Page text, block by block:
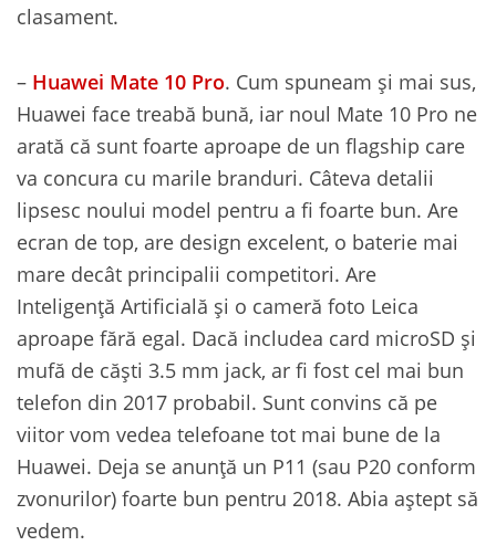
clasament.
– Huawei Mate 10 Pro. Cum spuneam și mai sus,
Huawei face treabă bună, iar noul Mate 10 Pro ne
arată că sunt foarte aproape de un flagship care
va concura cu marile branduri. Câteva detalii
lipsesc noului model pentru a fi foarte bun. Are
ecran de top, are design excelent, o baterie mai
mare decât principalii competitori. Are
Inteligență Artificială și o cameră foto Leica
aproape fără egal. Dacă includea card microSD și
mufă de căști 3.5 mm jack, ar fi fost cel mai bun
telefon din 2017 probabil. Sunt convins că pe
viitor vom vedea telefoane tot mai bune de la
Huawei. Deja se anunță un P11 (sau P20 conform
zvonurilor) foarte bun pentru 2018. Abia aștept să
vedem.